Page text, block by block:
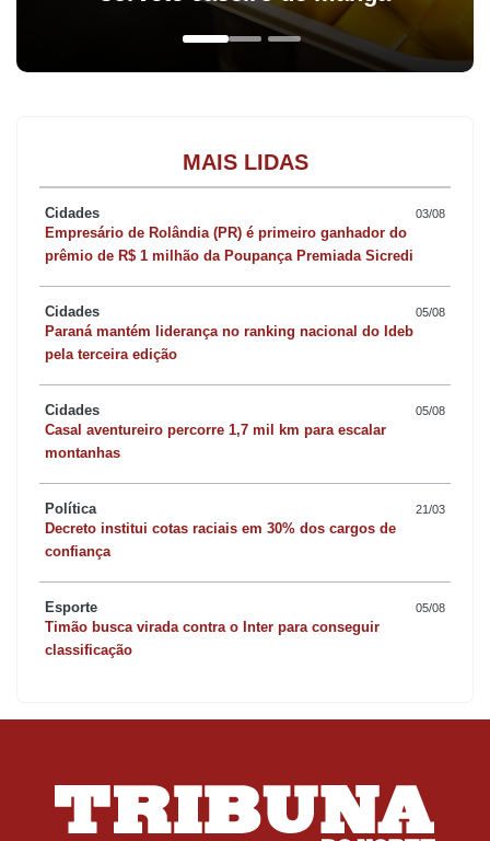
MAIS LIDAS
Cidades 03/08
Empresário de Rolândia (PR) é primeiro ganhador do
prêmio de R$ 1 milhão da Poupança Premiada Sicredi
Cidades 05/08
Paraná mantém liderança no ranking nacional do Ideb
pela terceira edição
Cidades 05/08
Casal aventureiro percorre 1,7 mil km para escalar
montanhas
Política 21/03
Decreto institui cotas raciais em 30% dos cargos de
confiança
Esporte 05/08
Timão busca virada contra o Inter para conseguir
classificação